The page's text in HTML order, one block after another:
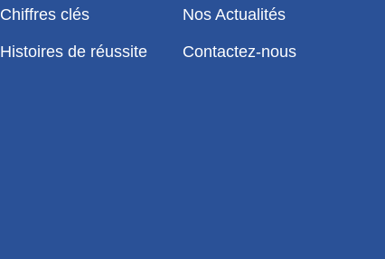
Chiffres clés
Histoires de réussite
Nos Actualités
Contactez-nous